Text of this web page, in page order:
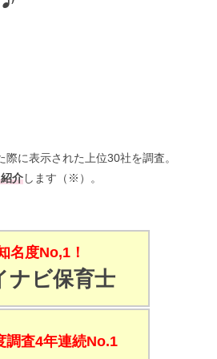
に表示された上位30社を調査。
介します（※）。
名度No,1！
ナビ保育士
調査4年連続No.1